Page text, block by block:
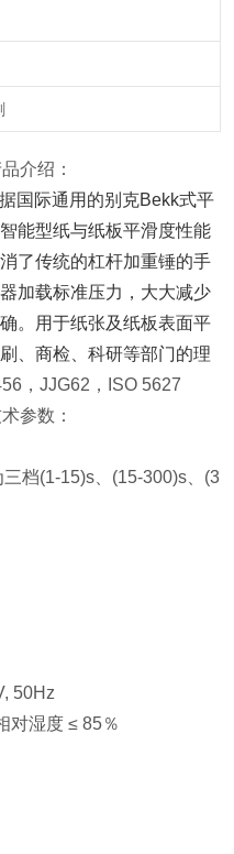
介绍：
国际通用的别克Bekk式平
能型纸与纸板平滑度性能
了传统的杠杆加重锤的手
加载标准压力，大大减少
。
用于纸张及纸板表面平
、商检、科研等部门的理
，JJG62，ISO 5627
参数：
三档(1-15)s、(15-300)s、(3
50Hz
对湿度 ≤ 85％